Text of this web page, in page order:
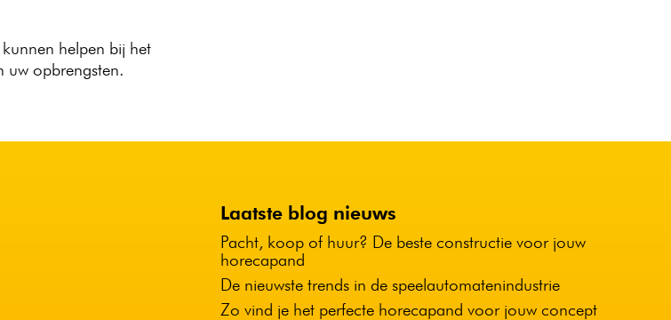
helpen bij het
uw opbrengsten.
Laatste blog nieuws
Pacht, koop of huur? De beste constructie voor jouw
horecapand
De nieuwste trends in de speelautomatenindustrie
Zo vind je het perfecte horecapand voor jouw concept